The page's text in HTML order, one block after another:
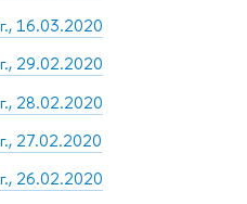
16.03.2020
29.02.2020
28.02.2020
27.02.2020
26.02.2020